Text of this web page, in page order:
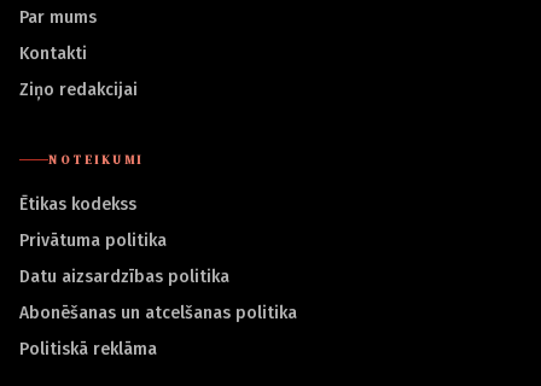
Par mums
Kontakti
Ziņo redakcijai
NOTEIKUMI
Ētikas kodekss
Privātuma politika
Datu aizsardzības politika
Abonēšanas un atcelšanas politika
Politiskā reklāma